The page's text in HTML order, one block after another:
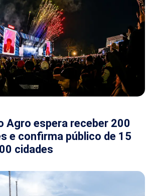
Agro espera receber 200
e confirma público de 15
cidades